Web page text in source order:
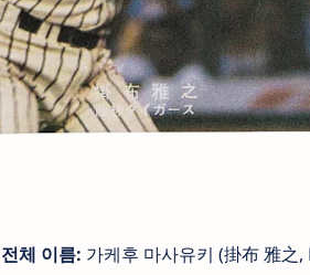
전체 이름: 가케후 마사유키 (掛布 雅